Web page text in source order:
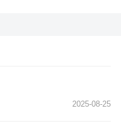
2025-08-25